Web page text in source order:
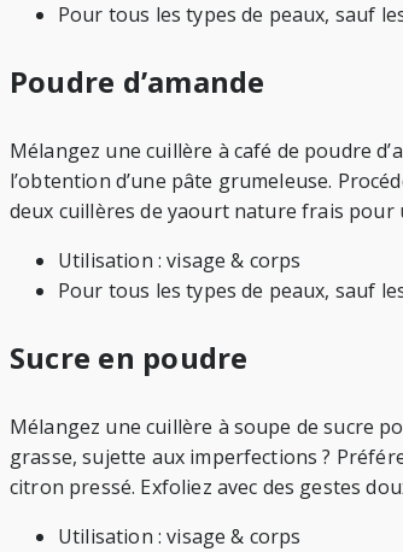
Pour tous les types de peaux, sauf
Poudre d’amande
Mélangez une cuillère à café de poudre
l’obtention d’une pâte grumeleuse.
deux cuillères de yaourt nature frais pour
Utilisation : visage & corps
Pour tous les types de peaux, sauf
Sucre en poudre
Mélangez une cuillère à soupe de sucre
grasse, sujette aux imperfections ?
citron pressé. Exfoliez avec des gestes
Utilisation : visage & corps